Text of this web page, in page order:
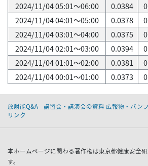
2024/11/04 05:01～06:00
0.0384
2024/11/04 04:01～05:00
0.0378
2024/11/04 03:01～04:00
0.0375
2024/11/04 02:01～03:00
0.0394
2024/11/04 01:01～02:00
0.0381
2024/11/04 00:01～01:00
0.0373
放射能Q&A 講習会・講演会の資料 広報物・パン
リンク
本ホームページに関わる著作権は東京都健康安全
す。